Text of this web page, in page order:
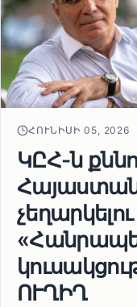
ՀՈՒՆԻՍԻ 05, 2026
ԿԸՀ-ն
չեղարկելու
ՈՒՂԻՂ